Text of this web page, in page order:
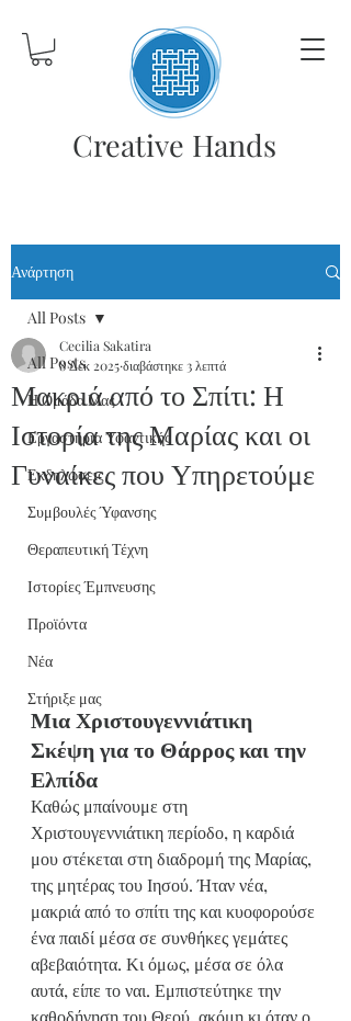
Creative Hands
Ανάρτηση
All Posts
Η Ομάδα Μας
Εργαστήρια Υφαντικής
Εκδηλώσεις
Συμβουλές Ύφανσης
Θεραπευτική Τέχνη
Ιστορίες Έμπνευσης
Προϊόντα
Νέα
Στήριξε μας
All Posts
Μακριά από το Σπίτι: Η
Ιστορία της Μαρίας και οι
Γυναίκες που Υπηρετούμε
Cecilia Sakatira
8 Δεκ 2025διαβάστηκε 3 λεπτά
Μια Χριστουγεννιάτικη
Σκέψη για το Θάρρος και την
Ελπίδα
Καθώς μπαίνουμε στη
Χριστουγεννιάτικη περίοδο, η καρδιά
μου στέκεται στη διαδρομή της Μαρίας,
της μητέρας του Ιησού. Ήταν νέα,
μακριά από το σπίτι της και κυοφορούσε
ένα παιδί μέσα σε συνθήκες γεμάτες
αβεβαιότητα. Κι όμως, μέσα σε όλα
αυτά, είπε το ναι. Εμπιστεύτηκε την
καθοδήγηση του Θεού, ακόμη κι όταν ο